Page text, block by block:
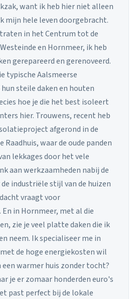
want ik heb hier niet alleen
mijn hele leven doorgebracht.
in het Centrum tot de
en Hornmeer, ik heb
gerepareerd en gerenoveerd.
typische Aalsmeerse
steile daken en houten
hoe je die het best isoleert
hier. Trouwens, recent heb
afgerond in de
Raadhuis, waar de oude panden
lekkages door het vele
aan werkzaamheden nabij de
industriële stijl van de huizen
vraagt voor
in Hornmeer, met al die
zie je veel platte daken die ik
neem. Ik specialiseer me in
de hoge energiekosten wil
warmer huis zonder tocht?
je er zomaar honderden euro's
past perfect bij de lokale